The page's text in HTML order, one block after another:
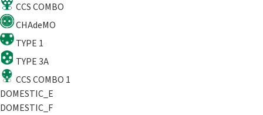
CCS COMBO
CHAdeMO
TYPE 1
TYPE 3A
CCS COMBO 1
DOMESTIC_E
DOMESTIC_F